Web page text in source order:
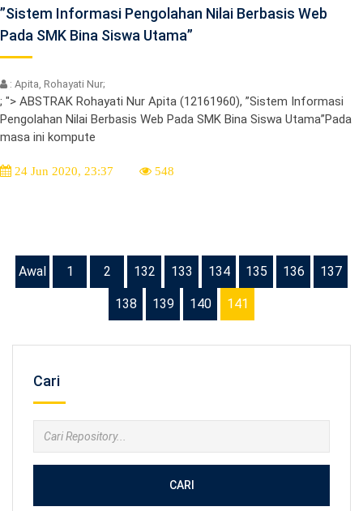
”Sistem Informasi Pengolahan Nilai Berbasis Web
Pada SMK Bina Siswa Utama”
: Apita, Rohayati Nur;
; "> ABSTRAK Rohayati Nur Apita (12161960), ”Sistem Informasi
Pengolahan Nilai Berbasis Web Pada SMK Bina Siswa Utama”Pada
masa ini kompute
24 Jun 2020, 23:37 548
Awal 1 2 132 133 134 135 136 137
138 139 140 141
Cari
CARI